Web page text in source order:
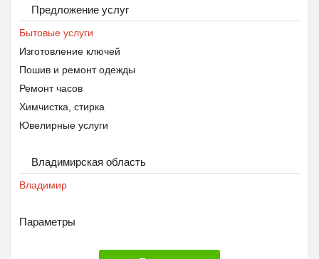
Предложение услуг
Бытовые услуги
Изготовление ключей
Пошив и ремонт одежды
Ремонт часов
Химчистка, стирка
Ювелирные услуги
Владимирская область
Владимир
Параметры